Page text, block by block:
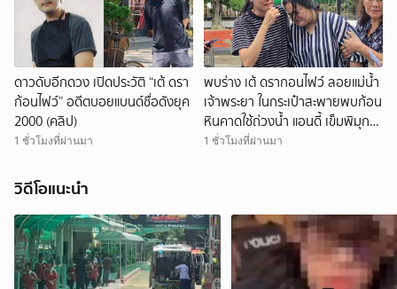
ดาวดับอีกดวง เปิดประวัติ “เต้ ดรา
ก้อนไฟว์” อดีตบอยแบนด์ชื่อดังยุค
2000 (คลิป)
1 ชั่วโมงที่ผ่านมา
พบร่าง เต้ ดรากอนไฟว์ ลอยแม่น้ำ
เจ้าพระยา ในกระเป๋าสะพายพบก้อน
หินคาดใช้ถ่วงน้ำ แอนดี้ เข็มพิมุก
เผยเสียใจ แต่คิดว่าเพื่อนคงตัดสิน
1 ชั่วโมงที่ผ่านมา
วิดีโอแนะนำ